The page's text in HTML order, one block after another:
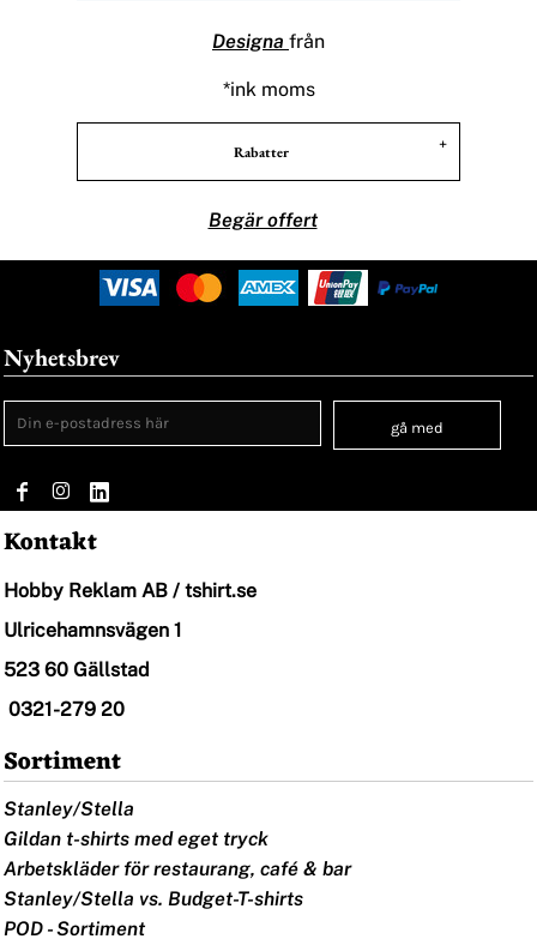
Designa från
*ink moms
Rabatter
Begär offert
Nyhetsbrev
gå med
Kontakt
Hobby Reklam AB / tshirt.se
Ulricehamnsvägen 1
523 60 Gällstad
0321-279 20
Sortiment
Stanley/Stella
Gildan t-shirts med eget tryck
Arbetskläder för restaurang, café & bar
Stanley/Stella vs. Budget-T-shirts
POD - Sortiment